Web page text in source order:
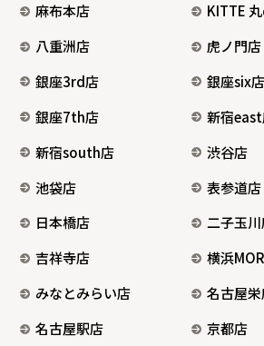
麻布本店
KITTE
八重洲店
虎ノ門店
銀座3rd店
銀座six店
銀座7th店
新宿
新宿south店
渋谷店
池袋店
表参道店
日本橋店
二子玉
吉祥寺店
横浜
みなとみらい店
名古屋
名古屋駅店
京都店